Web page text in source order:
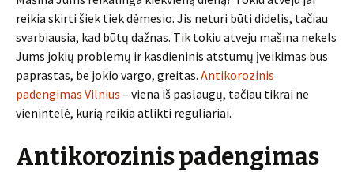
reikia skirti šiek tiek dėmesio. Jis neturi būti didelis, tačiau
svarbiausia, kad būtų dažnas. Tik tokiu atveju mašina nekels
Jums jokių problemų ir kasdieninis atstumų įveikimas bus
paprastas, be jokio vargo, greitas. Antikorozinis
padengimas Vilnius – viena iš paslaugų, tačiau tikrai ne
vienintelė, kurią reikia atlikti reguliariai.
Antikorozinis padengimas